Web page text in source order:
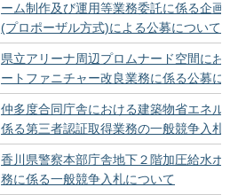
ーム制作及び運用等業務委託に係る企画
(プロポーザル方式)による公募について(
県立アリーナ周辺プロムナード空間にお
ートファニチャー改良業務に係る公募に
仲多度合同庁舎における建築物省エネル
係る第三者認証取得業務の一般競争入札
香川県警察本部庁舎地下２階加圧給水ポ
務に係る一般競争入札について